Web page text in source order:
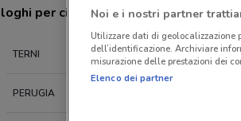
per città nelle vicinanze
TERNI FOLIGNO
PERUGIA
Noi e i nostri partner
Utilizzare dati di geolocalizzazione
dell’identificazione. Archiviare
misurazione delle prestazioni dei
Elenco dei partner